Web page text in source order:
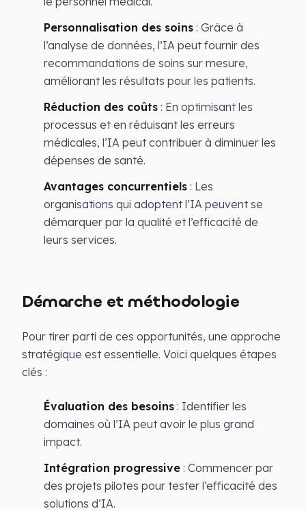
Personnalisation des soins : Grâce à
l’analyse de données, l’IA peut fournir des
recommandations de soins sur mesure,
améliorant les résultats pour les patients.
Réduction des coûts : En optimisant les
processus et en réduisant les erreurs
médicales, l’IA peut contribuer à diminuer les
dépenses de santé.
Avantages concurrentiels : Les
organisations qui adoptent l’IA peuvent se
démarquer par la qualité et l’efficacité de
leurs services.
Démarche et méthodologie
Pour tirer parti de ces opportunités, une approche
stratégique est essentielle. Voici quelques étapes
clés :
Évaluation des besoins : Identifier les
domaines où l’IA peut avoir le plus grand
impact.
Intégration progressive : Commencer par
des projets pilotes pour tester l’efficacité des
solutions d’IA.